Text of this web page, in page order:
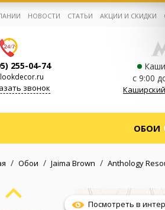
0
0 товаров
НОВОСТИ СТАТЬИ АКЦИИ И СКИДКИ
255-04-74
звонок
с 9:00
ОБОИ
/ Обои / Jaima Brown / Anthology
Посмотреть в